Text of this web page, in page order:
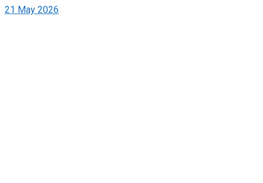
Gratis di Berita-Properti.com
21 May 2026